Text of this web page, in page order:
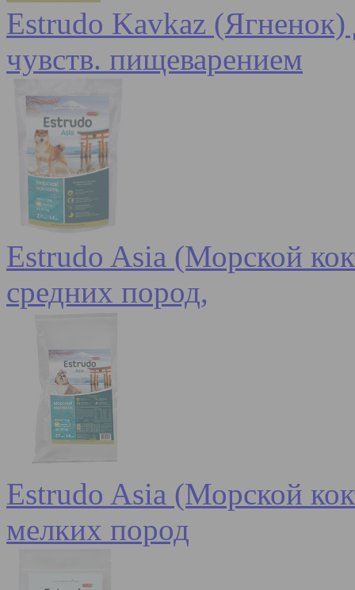
Estrudo Kavkaz (Ягненок)
чувств. пищеварением
Estrudo Asia (Морской
средних пород,
Estrudo Asia (Морской
мелких пород